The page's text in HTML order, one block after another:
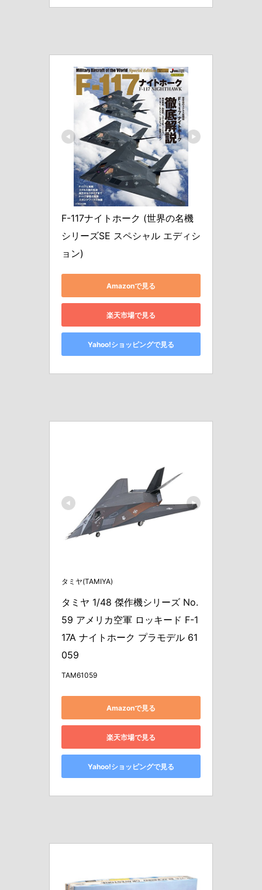
F-117ナイトホーク (世界の名機
シリーズSE スペシャル エディシ
ョン)
Amazonで見る
楽天市場で見る
Yahoo!ショッピングで見る
タミヤ(TAMIYA)
タミヤ 1/48 傑作機シリーズ No.
59 アメリカ空軍 ロッキード F-1
17A ナイトホーク プラモデル 61
059
TAM61059
Amazonで見る
楽天市場で見る
Yahoo!ショッピングで見る